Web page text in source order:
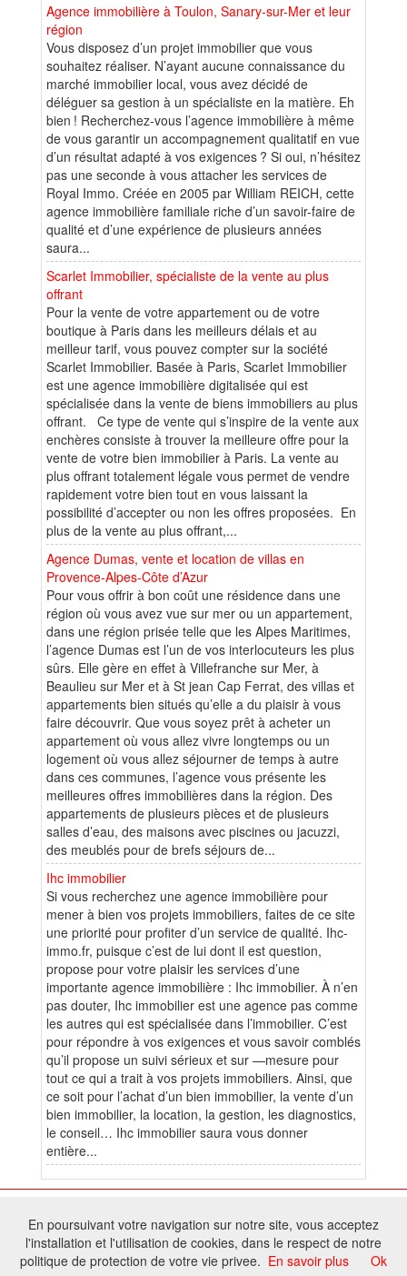
Agence immobilière à Toulon, Sanary-sur-Mer et leur
région
Vous disposez d’un projet immobilier que vous
souhaitez réaliser. N’ayant aucune connaissance du
marché immobilier local, vous avez décidé de
déléguer sa gestion à un spécialiste en la matière. Eh
bien ! Recherchez-vous l’agence immobilière à même
de vous garantir un accompagnement qualitatif en vue
d’un résultat adapté à vos exigences ? Si oui, n’hésitez
pas une seconde à vous attacher les services de
Royal Immo. Créée en 2005 par William REICH, cette
agence immobilière familiale riche d’un savoir-faire de
qualité et d’une expérience de plusieurs années
saura...
Scarlet Immobilier, spécialiste de la vente au plus
offrant
Pour la vente de votre appartement ou de votre
boutique à Paris dans les meilleurs délais et au
meilleur tarif, vous pouvez compter sur la société
Scarlet Immobilier. Basée à Paris, Scarlet Immobilier
est une agence immobilière digitalisée qui est
spécialisée dans la vente de biens immobiliers au plus
offrant. Ce type de vente qui s’inspire de la vente aux
enchères consiste à trouver la meilleure offre pour la
vente de votre bien immobilier à Paris. La vente au
plus offrant totalement légale vous permet de vendre
rapidement votre bien tout en vous laissant la
possibilité d’accepter ou non les offres proposées. En
plus de la vente au plus offrant,...
Agence Dumas, vente et location de villas en
Provence-Alpes-Côte d’Azur
Pour vous offrir à bon coût une résidence dans une
région où vous avez vue sur mer ou un appartement,
dans une région prisée telle que les Alpes Maritimes,
l’agence Dumas est l’un de vos interlocuteurs les plus
sûrs. Elle gère en effet à Villefranche sur Mer, à
Beaulieu sur Mer et à St jean Cap Ferrat, des villas et
appartements bien situés qu’elle a du plaisir à vous
faire découvrir. Que vous soyez prêt à acheter un
appartement où vous allez vivre longtemps ou un
logement où vous allez séjourner de temps à autre
dans ces communes, l’agence vous présente les
meilleures offres immobilières dans la région. Des
appartements de plusieurs pièces et de plusieurs
salles d’eau, des maisons avec piscines ou jacuzzi,
des meublés pour de brefs séjours de...
Ihc immobilier
Si vous recherchez une agence immobilière pour
mener à bien vos projets immobiliers, faites de ce site
une priorité pour profiter d’un service de qualité. Ihc-
immo.fr, puisque c’est de lui dont il est question,
propose pour votre plaisir les services d’une
importante agence immobilière : Ihc immobilier. À n’en
pas douter, Ihc immobilier est une agence pas comme
les autres qui est spécialisée dans l’immobilier. C’est
pour répondre à vos exigences et vous savoir comblés
qu’il propose un suivi sérieux et sur —mesure pour
tout ce qui a trait à vos projets immobiliers. Ainsi, que
ce soit pour l’achat d’un bien immobilier, la vente d’un
bien immobilier, la location, la gestion, les diagnostics,
le conseil… Ihc immobilier saura vous donner
entière...
FontAwesome
Tous droits réservés - Toute reproduction du contenu de ce site, même
partielle, est interdite sans accord du propriétaire.
En poursuivant votre navigation sur notre site, vous acceptez
l'installation et l'utilisation de cookies, dans le respect de notre
politique de protection de votre vie privee. En savoir plus Ok